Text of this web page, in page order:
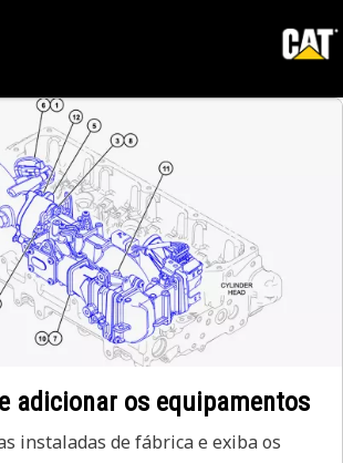
adicionar os equipamentos
instaladas de fábrica e exiba os